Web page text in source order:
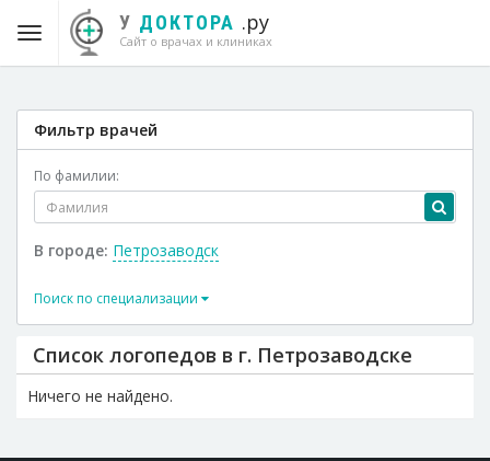
У ДОКТОРА .ру
Сайт о врачах и клиниках
Фильтр врачей
По фамилии:
В городе: Петрозаводск
Поиск по специализации
Список логопедов в г. Петрозаводске
Ничего не найдено.